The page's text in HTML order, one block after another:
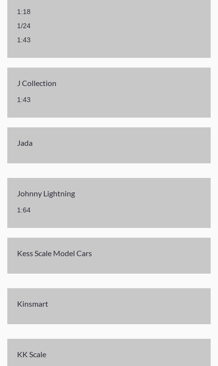
1:18
1/24
1:43
J Collection
1:43
Jada
Johnny Lightning
1:64
Kess Scale Model Cars
Kinsmart
KK Scale